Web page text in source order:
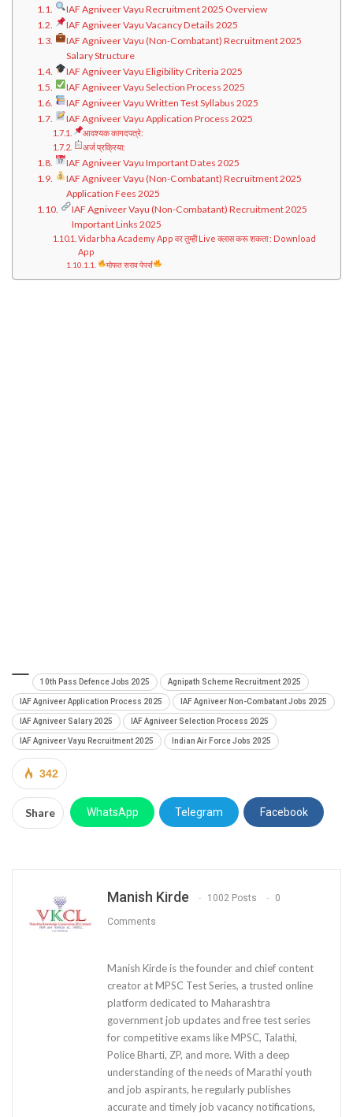
IAF Agniveer Vayu Recruitment 2025 Overview
IAF Agniveer Vayu Vacancy Details 2025
IAF Agniveer Vayu (Non-Combatant) Recruitment 2025
Salary Structure
IAF Agniveer Vayu Eligibility Criteria 2025
IAF Agniveer Vayu Selection Process 2025
IAF Agniveer Vayu Written Test Syllabus 2025
IAF Agniveer Vayu Application Process 2025
आवश्यक कागदपत्रे:
अर्ज प्रक्रिया:
IAF Agniveer Vayu Important Dates 2025
IAF Agniveer Vayu (Non-Combatant) Recruitment 2025
Application Fees 2025
IAF Agniveer Vayu (Non-Combatant) Recruitment 2025
Important Links 2025
Vidarbha Academy App वर तुम्ही Live क्लास करू शकता : Download
App
मोफत सराव पेपर्स
10th Pass Defence Jobs 2025 Agnipath Scheme Recruitment 2025
IAF Agniveer Application Process 2025 IAF Agniveer Non-Combatant Jobs 2025
IAF Agniveer Salary 2025 IAF Agniveer Selection Process 2025
IAF Agniveer Vayu Recruitment 2025 Indian Air Force Jobs 2025
342
Share WhatsApp Telegram Facebook
Manish Kirde 1002 Posts 0
Comments
Manish Kirde is the founder and chief content
creator at MPSC Test Series, a trusted online
platform dedicated to Maharashtra
government job updates and free test series
for competitive exams like MPSC, Talathi,
Police Bharti, ZP, and more. With a deep
understanding of the needs of Marathi youth
and job aspirants, he regularly publishes
accurate and timely job vacancy notifications,